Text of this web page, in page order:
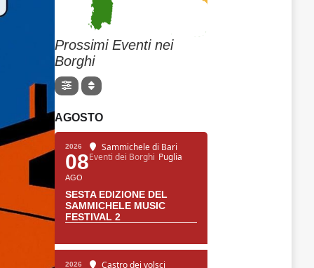
Prossimi Eventi nei
Borghi
AGOSTO
2026
08
AGO
Sammichele di Bari
Eventi dei Borghi Puglia
SESTA EDIZIONE DEL
SAMMICHELE MUSIC
FESTIVAL 2
2026
Castro dei volsci